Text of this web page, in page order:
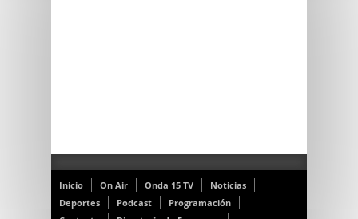
Inicio On Air Onda 15 TV
Noticias
Deportes
Podcast
Programación